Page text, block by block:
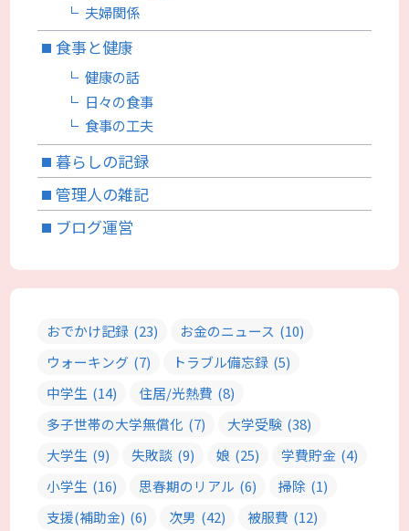
夫婦関係
食事と健康
健康の話
日々の食事
食事の工夫
暮らしの記録
管理人の雑記
ブログ運営
おでかけ記録 (23) お金のニュース (10)
ウォーキング (7) トラブル備忘録 (5)
中学生 (14) 住居/光熱費 (8)
多子世帯の大学無償化 (7) 大学受験 (38)
大学生 (9) 失敗談 (9) 娘 (25) 学費貯金 (4)
小学生 (16) 思春期のリアル (6) 掃除 (1)
支援(補助金) (6) 次男 (42) 被服費 (12)